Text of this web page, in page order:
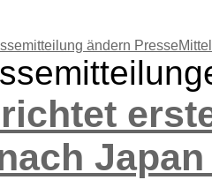
ändern